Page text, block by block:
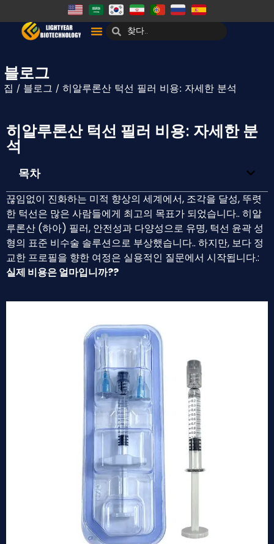
블로그
집 / 블로그 / 히알루론산 턱선 필러 비용: 자세한 분석
히알루론산 턱선 필러 비용: 자세한 분
석
목차
끊임없이 진화하는 미적 향상의 세계에서, 조각을 달성, 뚜렷
한 턱선은 많은 사람들에게 최고의 목표가 되었습니다.. 히알
루론산 (하아) 필러, 안전성과 다양성으로 유명, 턱선 윤곽 성
형의 표준 비수술 솔루션으로 부상했습니다.. 하지만, 보다 정
교한 프로필을 향한 여정은 실용적인 질문에서 시작됩니다.:
실제 비용은 얼마입니까??